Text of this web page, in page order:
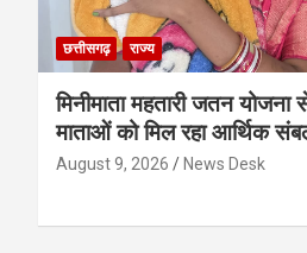
छत्तीसगढ़ राज्य
मिनीमाता महतारी जतन
माताओं को मिल रहा आर्थिक
August 9, 2026 News Desk